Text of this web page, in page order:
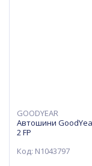
GOODYEAR
Автошини
2 FP
Код: N1043797